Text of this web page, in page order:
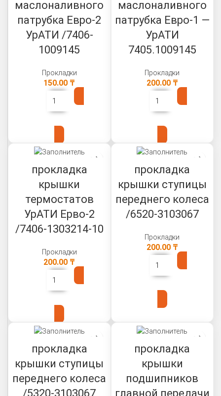
маслоналивного
патрубка Евро-2
УрАТИ /7406-
1009145
Прокладки
150.00 ₸
маслоналивного
патрубка Евро-1 —
УрАТИ
7405.1009145
Прокладки
200.00 ₸
прокладка
крышки
термостатов
УрАТИ Ерво-2
/7406-1303214-10
Прокладки
200.00 ₸
прокладка
крышки ступицы
переднего колеса
/6520-3103067
Прокладки
200.00 ₸
прокладка
крышки ступицы
переднего колеса
/5320-3103067
прокладка
крышки
подшипников
главной передачи